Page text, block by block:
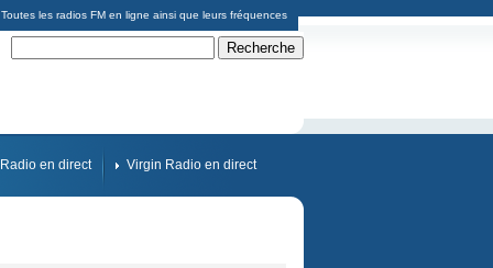
Toutes les radios FM en ligne ainsi que leurs fréquences
en direct Virgin Radio en direct